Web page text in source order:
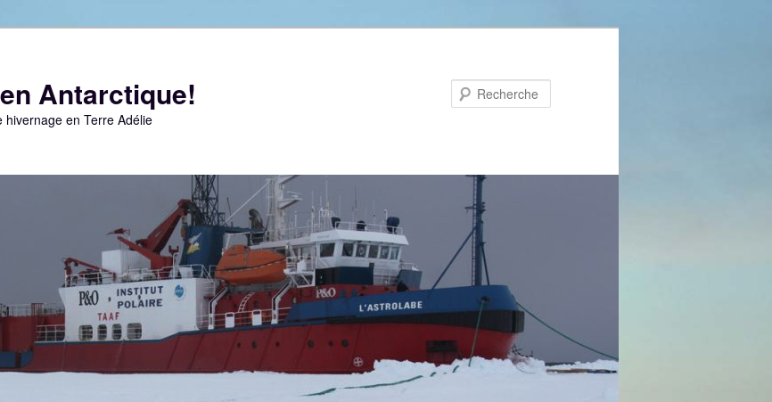
Antarctique!
en Terre Adélie